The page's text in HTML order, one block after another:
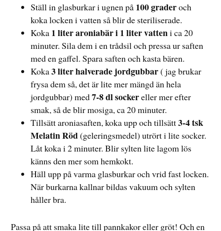
Ställ in glasburkar i ugnen på 100 graderoch
koka locken i vatten så blir de steriliserade.
Koka 1 liter aroniabär i 1 liter vatteni ca 20
minuter. Sila dem i en trådsil och pressa ur saften
med en gaffel. Spara saften och kasta bären.
Koka3 liter halverade jordgubbar( jag brukar
frysa dem så, det är lite mer mängd än hela
jordgubbar) med7-8 dl sockereller mer efter
smak, så de blir mosiga, ca 20 minuter.
Tillsätt aroniasaften, koka upp och tillsätt3-4 tsk
Melatin Röd(geleringsmedel) utrört i lite socker.
Låt koka i 2 minuter. Blir sylten lite lagom lös
känns den mer som hemkokt.
Häll upp på varma glasburkar och vrid fast locken.
När burkarna kallnar bildas vakuum och sylten
håller bra.
Passa på att smaka lite till pannkakor eller gröt! Och en